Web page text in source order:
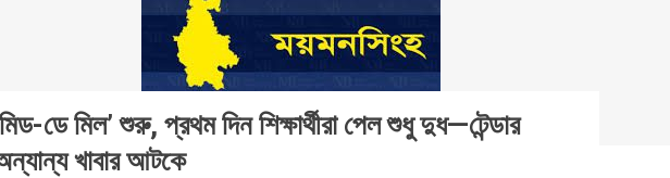
ডে মিল’ শুরু, প্রথম দিন শিক্ষার্থীরা পেল শুধু দুধ—টেন্ডার
খাবার আটকে